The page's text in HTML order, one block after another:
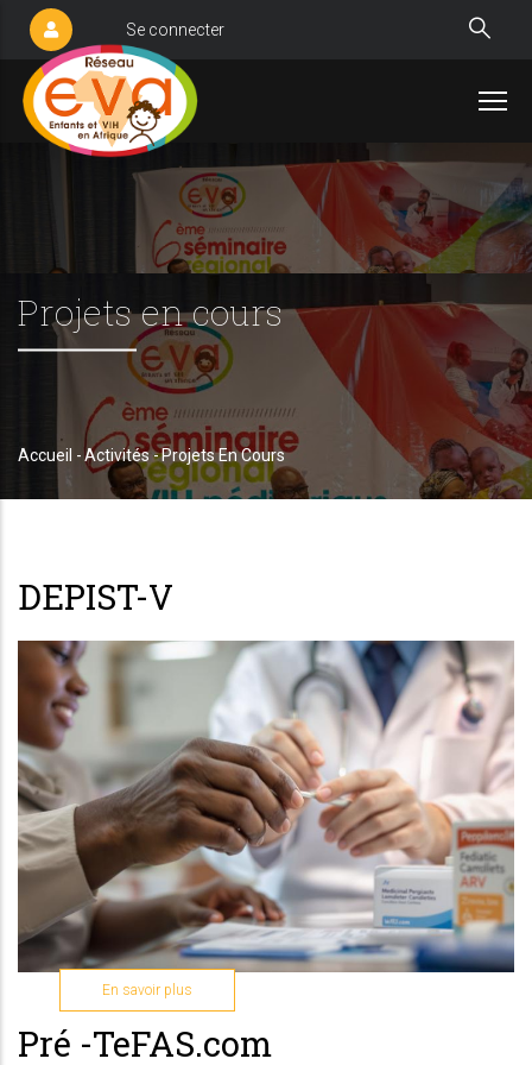
Aller
contenu
principal
User
account
menu
Se connecter
Projets en cours
Fil
Accueil -Activités-Projets En Cours
DEPIST-V
En savoir plus
DEPIST-
V
Pré -TeFAS.com